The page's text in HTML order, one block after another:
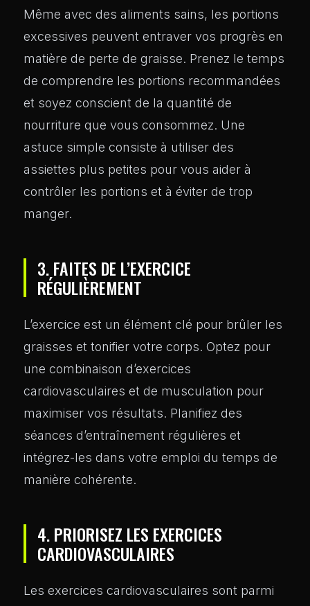
Même avec des aliments sains, les portions
excessives peuvent entraver vos progrès en
matière de perte de graisse. Prenez le temps
de comprendre les portions recommandées
et soyez conscient de la quantité de
nourriture que vous consommez. Une
astuce simple consiste à utiliser des
assiettes plus petites pour vous aider à
contrôler les portions et à éviter de trop
manger.
3. FAITES DE L’EXERCICE
RÉGULIÈREMENT
L’exercice est un élément clé pour brûler les
graisses et tonifier votre corps. Optez pour
une combinaison d’exercices
cardiovasculaires et de musculation pour
maximiser vos résultats. Planifiez des
séances d’entraînement régulières et
intégrez-les dans votre emploi du temps de
manière cohérente.
4. PRIORISEZ LES EXERCICES
CARDIOVASCULAIRES
Les exercices cardiovasculaires sont parmi